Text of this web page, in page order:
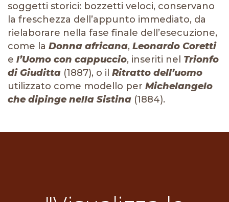
soggetti storici: bozzetti veloci, conservano
la freschezza dell’appunto immediato, da
rielaborare nella fase finale dell’esecuzione,
come la Donna africana, Leonardo Coretti
e l’Uomo con cappuccio, inseriti nel Trionfo
di Giuditta (1887), o il Ritratto dell’uomo
utilizzato come modello per Michelangelo
che dipinge nella Sistina (1884).